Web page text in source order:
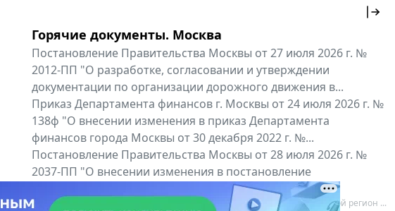
Горячие документы. Москва
Постановление Правительства Москвы от 27 июля 2026 г. №
2012-ПП "О разработке, согласовании и утверждении
документации по организации дорожного движения в...
Приказ Департамента финансов г. Москвы от 24 июля 2026 г. №
138ф "О внесении изменения в приказ Департамента
финансов города Москвы от 30 декабря 2022 г. №...
Постановление Правительства Москвы от 28 июля 2026 г. №
2037-ПП "О внесении изменения в постановление
Правительства Москвы от 26 июля 2011 г. № 334-ПП"
Все региональные документы Мой регион ...